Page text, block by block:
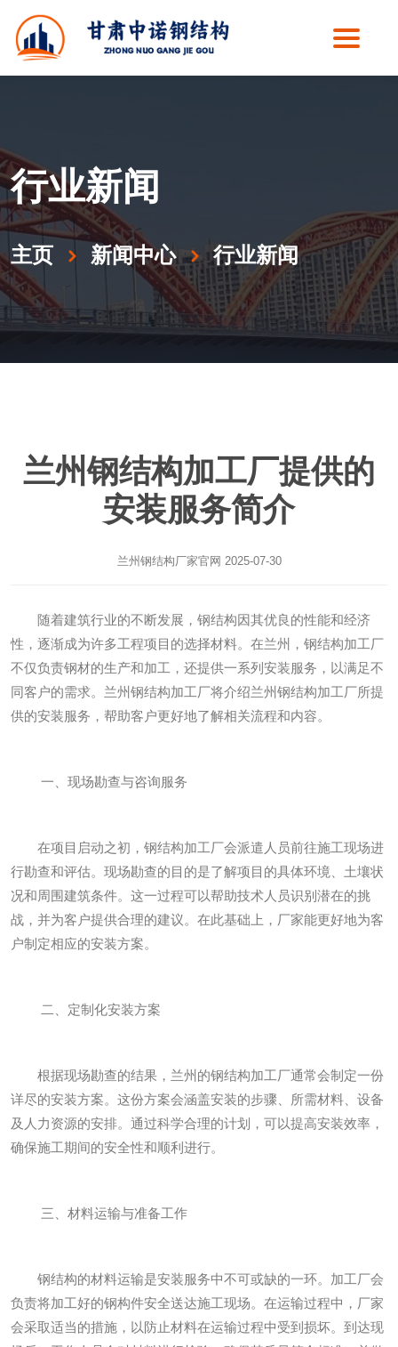
行业新闻
主页 新闻中心 行业新闻
兰州钢结构加工厂提供的
安装服务简介
兰州钢结构厂家官网 2025-07-30
随着建筑行业的不断发展，钢结构因其优良的性能和经济
性，逐渐成为许多工程项目的选择材料。在兰州，钢结构加工厂
不仅负责钢材的生产和加工，还提供一系列安装服务，以满足不
同客户的需求。兰州钢结构加工厂将介绍兰州钢结构加工厂所提
供的安装服务，帮助客户更好地了解相关流程和内容。
一、现场勘查与咨询服务
在项目启动之初，钢结构加工厂会派遣人员前往施工现场进
行勘查和评估。现场勘查的目的是了解项目的具体环境、土壤状
况和周围建筑条件。这一过程可以帮助技术人员识别潜在的挑
战，并为客户提供合理的建议。在此基础上，厂家能更好地为客
户制定相应的安装方案。
二、定制化安装方案
根据现场勘查的结果，兰州的钢结构加工厂通常会制定一份
详尽的安装方案。这份方案会涵盖安装的步骤、所需材料、设备
及人力资源的安排。通过科学合理的计划，可以提高安装效率，
确保施工期间的安全性和顺利进行。
三、材料运输与准备工作
钢结构的材料运输是安装服务中不可或缺的一环。加工厂会
负责将加工好的钢构件安全送达施工现场。在运输过程中，厂家
会采取适当的措施，以防止材料在运输过程中受到损坏。到达现